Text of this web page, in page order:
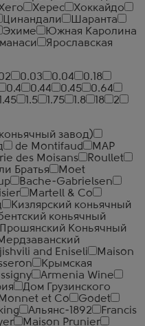
Херес
Хоккайдо
Цинандали
Шаранта
Эхиме
Южная Каролина
Ярославская
0.03 0.04
0.18
0.4 0.44 0.45
0.64
1.45 1.5 1.75 1.8 18
2
завод)
de Montifaud
MAP
des Moisans
Roullet
Братья
Moet
Bache-Gabrielsen
Martell & Co
Кизлярский коньячный
коньячный
Прошянский Коньячный
and Eniseli
Maison
Крымская
Armenia Wine
Дом Грузинского
et Co
Godet
Альянс-1892
Francis
Maison Prunier